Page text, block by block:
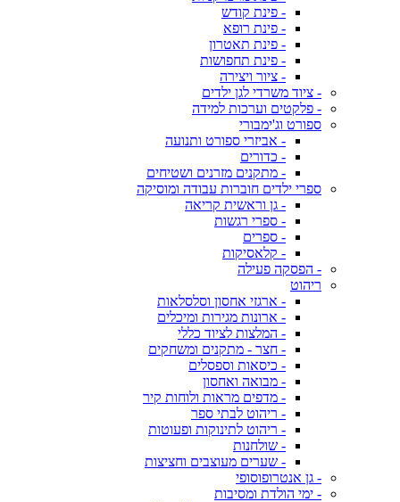
- פינת קודש
- פינת רופא
- פינת תאטרון
- פינת תחפושות
- ציור ויצירה
- ציוד משרדי לגן ילדים
- פלקטים וערכות למידה
ספורט וג'ימבורי
- אביזרי ספורט ותנועה
- כדורים
- מתקנים מזרנים ושטיחים
ספרי ילדים חוברות עבודה ומוסיקה
- גן וראשית קריאה
- ספרי רגשות
- ספרים
- קלאסיקות
- הפסקה פעילה
ריהוט
- ארגזי אחסון וסלסלאות
- ארונות מגירות ומיכלים
- המלצות לציוד כללי
- חצר - מתקנים ומשחקים
- כיסאות וספסלים
- מבואה ואחסון
- מדפים מראות ולוחות קיר
- ריהוט לבתי ספר
- ריהוט לתינוקות ופעוטות
- שולחנות
- שערים מעוצבים וחציצות
- גן אנטרופוסופי
- ימי הולדת ומסיבות